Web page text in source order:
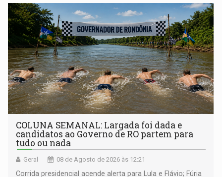
COLUNA SEMANAL: Largada foi dada e
candidatos ao Governo de RO partem para
tudo ou nada
Geral 08 de Agosto de 2026 às 12:21
Corrida presidencial acende alerta para Lula e Flávio; Fúria